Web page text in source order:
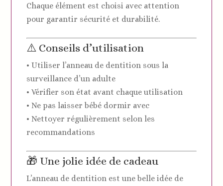
Chaque élément est choisi avec attention
pour garantir sécurité et durabilité.
⚠️ Conseils d’utilisation
• Utiliser l’anneau de dentition sous la
surveillance d’un adulte
• Vérifier son état avant chaque utilisation
• Ne pas laisser bébé dormir avec
• Nettoyer régulièrement selon les
recommandations
🎁 Une jolie idée de cadeau
L’anneau de dentition est une belle idée de